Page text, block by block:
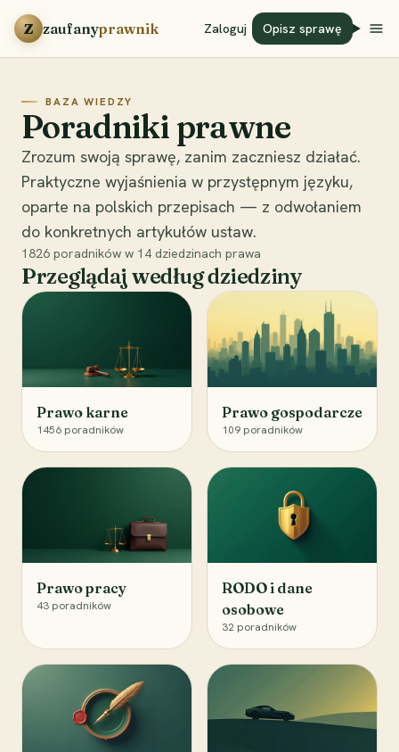
Przejdź do treści
Z zaufanyprawnik Zaloguj Opisz sprawę
BAZA WIEDZY
Poradniki prawne
Zrozum swoją sprawę, zanim zaczniesz działać.
Praktyczne wyjaśnienia w przystępnym języku,
oparte na polskich przepisach — z odwołaniem
do konkretnych artykułów ustaw.
1826 poradników w 14 dziedzinach prawa
Przeglądaj według dziedziny
Prawo karne
1456 poradników
Prawo gospodarcze
109 poradników
Prawo pracy
43 poradników
RODO i dane
osobowe
32 poradników